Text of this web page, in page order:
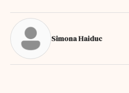
Simona Haiduc